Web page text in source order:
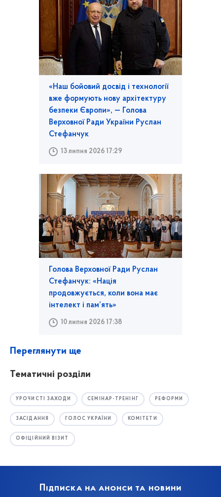
«Наш бойовий досвід і технології
вже формують нову архітектуру
безпеки Європи», — Голова
Верховної Ради України Руслан
Стефанчук
13 липня 2026 17:29
Голова Верховної Ради Руслан
Стефанчук: «Нація
продовжується, коли вона має
інтелект і пам’ять»
10 липня 2026 17:38
Переглянути ще
Тематичні розділи
УРОЧИСТІ ЗАХОДИ СЕМІНАР-ТРЕНІНГ РЕФОРМИ
ЗАСІДАННЯ ГОЛОС УКРАЇНИ КОМІТЕТИ
ОФІЦІЙНИЙ ВІЗИТ
Підписка на анонси та новини